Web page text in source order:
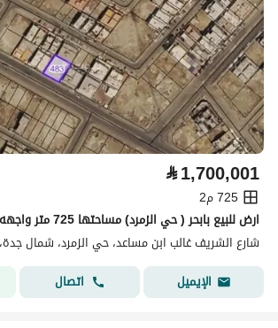
⃁1,700,001
725 م2
‏ارض للبيع بابحر ( حي الزمرد) مساحتها 725 متر واجهه 25
شارع الشريف غالب ابن مساعد، حي الزمرد، شمال
الإيميل
اتصال